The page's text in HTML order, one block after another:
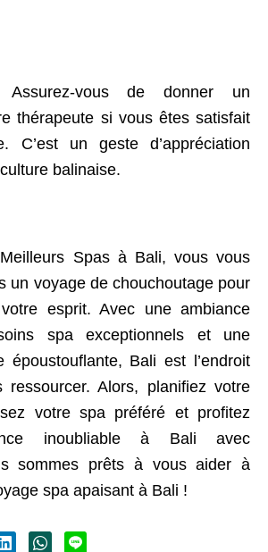
vous de donner un
thérapeute si vous êtes satisfait
C’est un geste d’appréciation
balinaise.
Spas à Bali, vous vous
un voyage de chouchoutage pour
esprit. Avec une ambiance
spa exceptionnels et une
époustouflante, Bali est l’endroit
ressourcer. Alors, planifiez votre
votre spa préféré et profitez
inoubliable à Bali avec
sommes prêts à vous aider à
spa apaisant à Bali !